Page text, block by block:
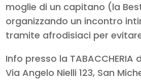
moglie di un capitano (la
organizzando un incontro
tramite afrodisiaci per
Info presso la TABACCHERIA
Via Angelo Nielli 123, San